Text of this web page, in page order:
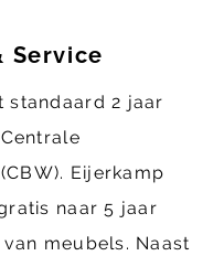
Service
standaard 2 jaar
Eijerkamp
naar 5 jaar
meubels. Naast